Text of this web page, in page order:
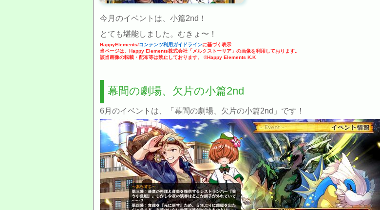
今月のイベントは、小篇2nd！
とても堪能しました。むきょ〜！
HappyElements/コンテンツ利用ガイドラインに基づく表示
当ページは、Happy Elements株式会社「メルクストーリア」の画像を利用しております。
該当画像の転載・配布等は禁止しております。 ©Happy Elements K.K
幕間の劇場、欠片の小篇2nd
6月のイベントは、「幕間の劇場、欠片の小篇2nd」です！